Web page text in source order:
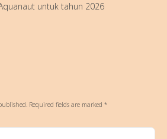
untuk tahun 2026
Required fields are marked *